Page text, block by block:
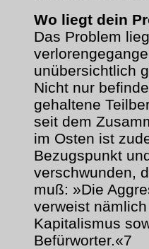
Wo liegt dein
Das Problem
unübersichtlich
Nicht nur
gehaltene
seit dem
im Osten ist
Bezugspunkt
verschwunden,
muß: »Die
verweist
Kapitalismus
Befürworter.«7